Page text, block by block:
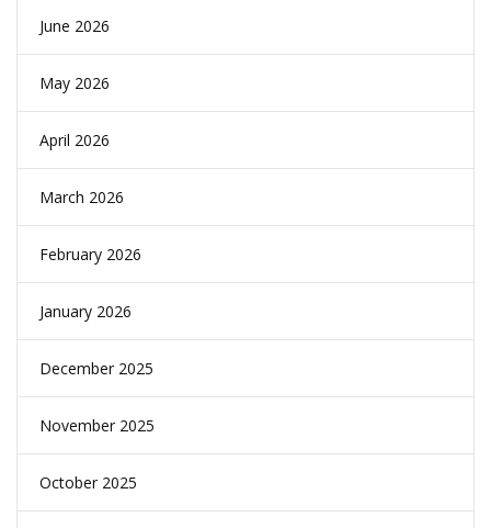
June 2026
May 2026
April 2026
March 2026
February 2026
January 2026
December 2025
November 2025
October 2025